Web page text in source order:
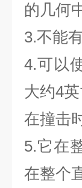
的几何
3.不能
4.可以
大约4
在撞击
5.它在
在整个